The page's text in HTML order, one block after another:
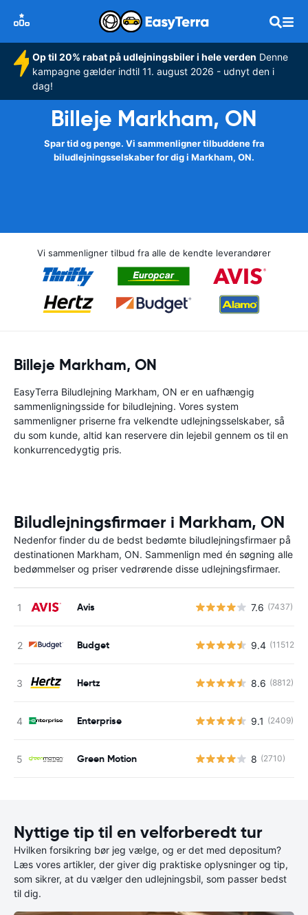
Op til 20% rabat på udlejningsbiler i hele verden Denne
kampagne gælder indtil 11. august 2026 - udnyt den i
dag!
Billeje Markham, ON
Spar tid og penge. Vi sammenligner tilbuddene fra
biludlejningsselskaber for dig i Markham, ON.
Vi sammenligner tilbud fra alle de kendte leverandører
Billeje Markham, ON
EasyTerra Biludlejning Markham, ON er en uafhængig
sammenligningsside for biludlejning. Vores system
sammenligner priserne fra velkendte udlejningsselskaber, så
du som kunde, altid kan reservere din lejebil gennem os til en
konkurrencedygtig pris.
Biludlejningsfirmaer i Markham, ON
Nedenfor finder du de bedst bedømte biludlejningsfirmaer på
destinationen Markham, ON. Sammenlign med én søgning alle
bedømmelser og priser vedrørende disse udlejningsfirmaer.
Avis 7.6 (7437)
Budget 9.4 (11512)
Hertz 8.6 (8812)
Enterprise 9.1 (2409)
Green Motion 8 (2710)
Nyttige tip til en velforberedt tur
Hvilken forsikring bør jeg vælge, og er det med depositum?
Læs vores artikler, der giver dig praktiske oplysninger og tip,
som sikrer, at du vælger den udlejningsbil, som passer bedst
til dig.